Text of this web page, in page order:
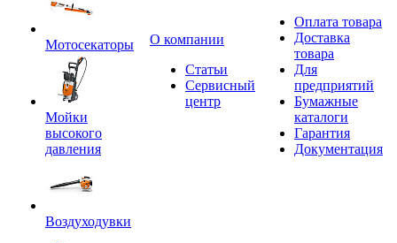
Мотосекаторы
Мойки
высокого
давления
Воздуходувки
O компании
Статьи
Сервисный
центр
Оплата товара
Доставка
товара
Для
предприятий
Бумажные
каталоги
Гарантия
Документация